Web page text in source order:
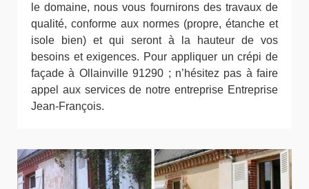
le domaine, nous vous fournirons des travaux de
qualité, conforme aux normes (propre, étanche et
isole bien) et qui seront à la hauteur de vos
besoins et exigences. Pour appliquer un crépi de
façade à Ollainville 91290 ; n’hésitez pas à faire
appel aux services de notre entreprise Entreprise
Jean-François.